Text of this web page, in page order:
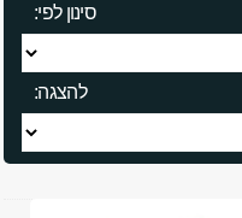
סינון לפי:
להצגה: